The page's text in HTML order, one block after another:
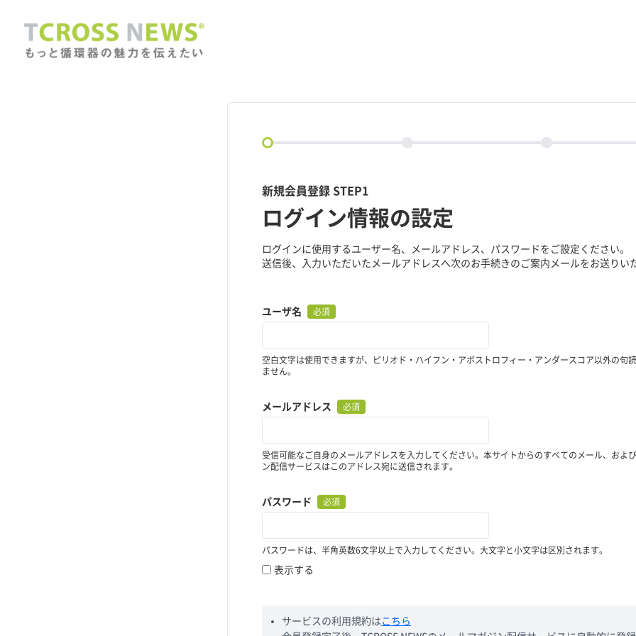
circle
新規会員登録 STEP1
ログイン情報の設定
ログインに使用するユーザー名、メールアドレス、パスワードをご設定ください。
送信後、入力いただいたメールアドレスへ次のお手続きのご案内メールをお送りい
ユーザ名 必須
空白文字は使用できますが、ピリオド・ハイフン・アポストロフィー・アンダースコア以外の句
ません。
メールアドレス 必須
受信可能なご自身のメールアドレスを入力してください。本サイトからのすべてのメール、およ
ン配信サービスはこのアドレス宛に送信されます。
パスワード 必須
パスワードは、半角英数6文字以上で入力してください。大文字と小文字は区別されます。
表示する
サービスの利用規約は こちら